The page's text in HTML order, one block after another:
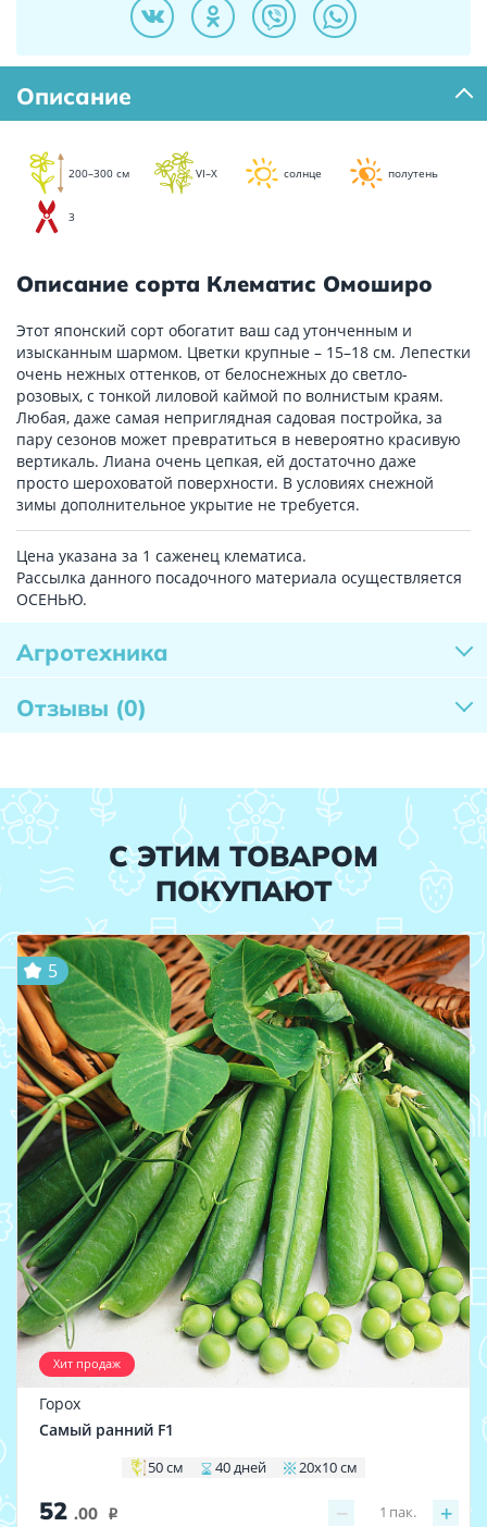
Описание
200–300 см VI–X солнце полутень
3
Описание сорта Клематис Омоширо
Этот японский сорт обогатит ваш сад утонченным и
изысканным шармом. Цветки крупные – 15–18 см. Лепестки
очень нежных оттенков, от белоснежных до светло-
розовых, с тонкой лиловой каймой по волнистым краям.
Любая, даже самая неприглядная садовая постройка, за
пару сезонов может превратиться в невероятно красивую
вертикаль. Лиана очень цепкая, ей достаточно даже
просто шероховатой поверхности. В условиях снежной
зимы дополнительное укрытие не требуется.
Цена указана за 1 саженец клематиса.
Рассылка данного посадочного материала осуществляется
ОСЕНЬЮ.
Агротехника
Отзывы (0)
С ЭТИМ ТОВАРОМ
ПОКУПАЮТ
Хит продаж
5
Горох
Самый ранний F1
50 см 40 дней 20х10 см
52 .00 i − +
1 пак.